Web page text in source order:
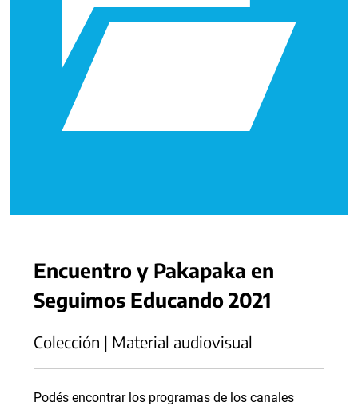
Encuentro y Pakapaka en
Seguimos Educando 2021
Colección | Material audiovisual
Podés encontrar los programas de los canales